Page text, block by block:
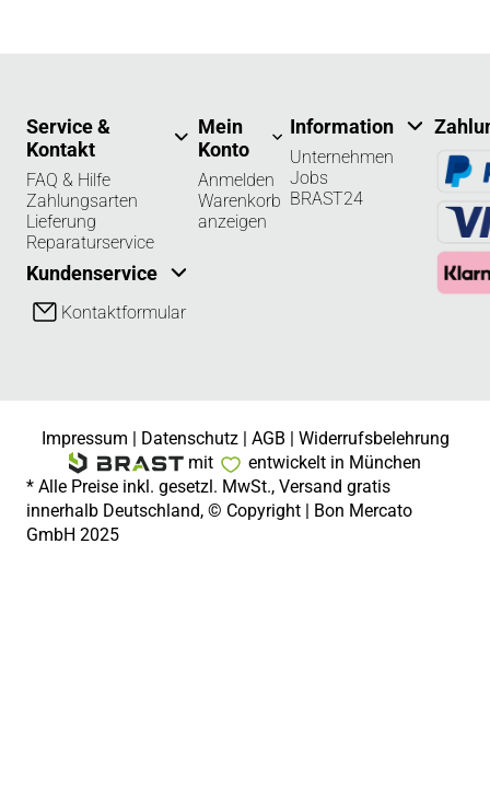
Service &
Kontakt
FAQ & Hilfe
Zahlungsarten
Lieferung
Reparaturservice
Kundenservice
Kontaktformular
Mein
Konto
Anmelden
Warenkorb
anzeigen
Information
Unternehmen
Jobs
BRAST24
Impressum | Datenschutz| AGB | Widerrufsbelehrung
mit
entwickelt in München
* Alle Preise inkl. gesetzl. MwSt., Versand gratis
innerhalb Deutschland, © Copyright | Bon Mercato
GmbH 2025